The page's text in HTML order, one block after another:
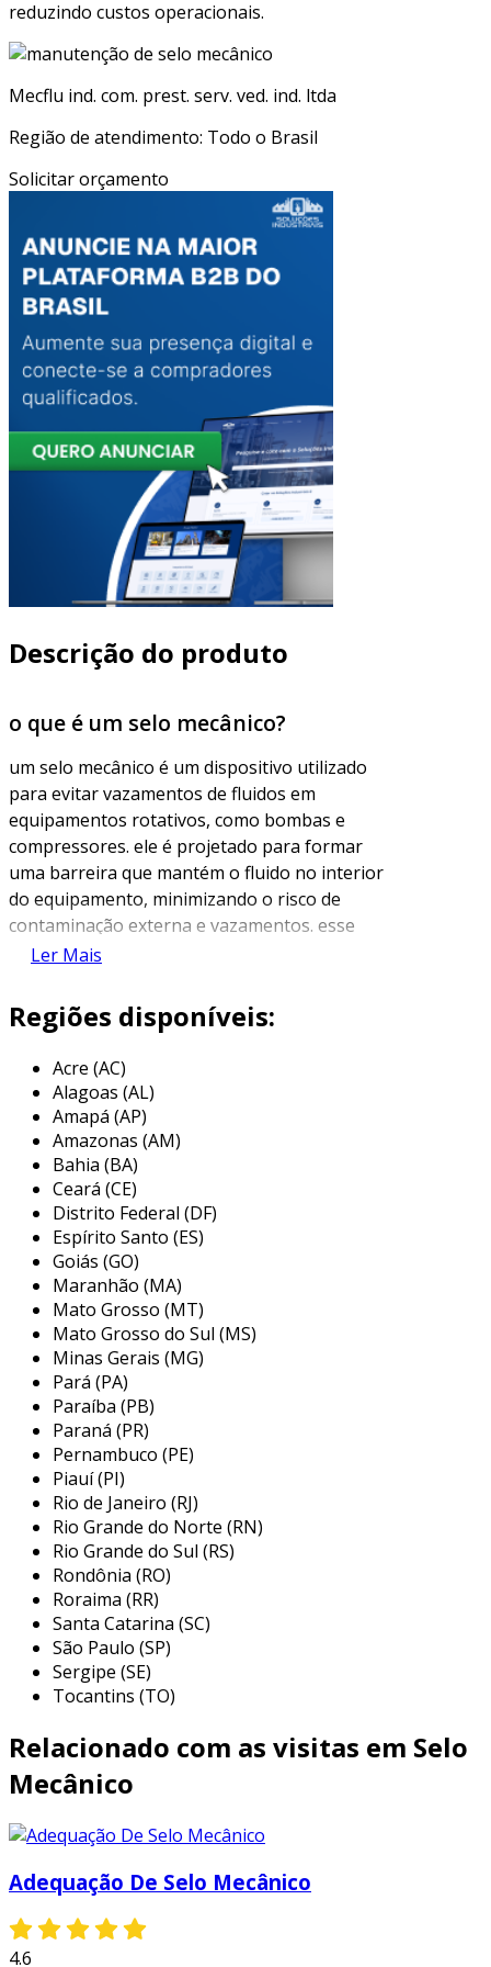
reduzindo custos operacionais.
Mecflu ind. com. prest. serv. ved. ind. ltda
Região de atendimento: Todo o Brasil
Solicitar orçamento
Descrição do produto
o que é um selo mecânico?
um selo mecânico é um dispositivo utilizado
para evitar vazamentos de fluidos em
equipamentos rotativos, como bombas e
compressores. ele é projetado para formar
uma barreira que mantém o fluido no interior
do equipamento, minimizando o risco de
contaminação externa e vazamentos. esse
componente é essencial em várias indústrias,
processos que envolvem líquidos e gases.
design, que normalmente envolve dois
componentes principais: uma face estacionária
e uma face rotativa. essas faces são
pressionadas uma contra a outra, criando uma
vedação que impede a passagem do fluido. além
disso, os selos mecânicos podem ser fabricados
em diferentes materiais, como cerâmica,
carboneto de silício e borracha, dependendo do
tipo de fluido e das condições de operação.
principais aplicações do selo
mecânico
os selos mecânicos têm uma ampla gama de
aplicações em diversos setores industriais. eles
são fundamentais para manter a integridade e
a confiabilidade dos sistemas onde são
utilizados. abaixo, listamos algumas das
principais aplicações:
indústria petroquímica:
vedar fluidos corrosivos e químicos,
garantindo a segurança e a eficiência nos
processos de manipulação de petróleo e
gás.
essenciais para evitar contaminações e
manter a qualidade dos produtos, além de
atender a regulamentações de segurança
processos que requerem alta limpeza e
a qualidade dos medicamentos.
Ler Mais
Regiões disponíveis:
Acre (AC)
Alagoas (AL)
Amapá (AP)
Amazonas (AM)
Bahia (BA)
Ceará (CE)
Distrito Federal (DF)
Espírito Santo (ES)
Goiás (GO)
Maranhão (MA)
Mato Grosso (MT)
Mato Grosso do Sul (MS)
Minas Gerais (MG)
Pará (PA)
Paraíba (PB)
Paraná (PR)
Pernambuco (PE)
Piauí (PI)
Rio de Janeiro (RJ)
Rio Grande do Norte (RN)
Rio Grande do Sul (RS)
Rondônia (RO)
Roraima (RR)
Santa Catarina (SC)
São Paulo (SP)
Sergipe (SE)
Tocantins (TO)
Relacionado com as visitas em Selo
Mecânico
Adequação De Selo Mecânico
4.6